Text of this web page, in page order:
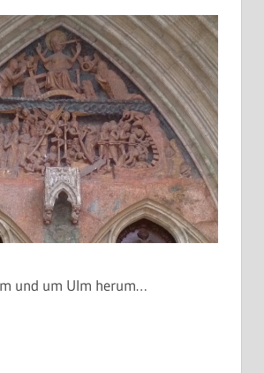
und um Ulm herum…